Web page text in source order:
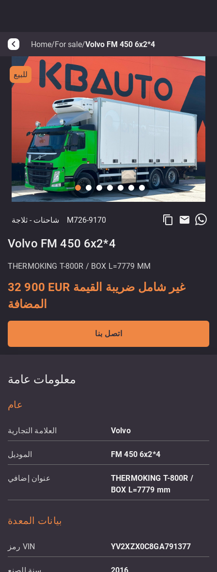
arrow_back_ios Home/For sale/Volvo FM 450 6x2*4
للبيع
شاحنات - ثلاجة M726-9170 content_copy email
Volvo FM 450 6x2*4
THERMOKING T-800R / BOX L=7779 MM
32 900 EUR غير شامل ضريبة القيمة
المضافة
اتصل بنا
معلومات عامة
عام
العلامة التجارية Volvo
الموديل FM 450 6x2*4
عنوان إضافي
THERMOKING T-800R /
BOX L=7779 mm
بيانات المعدة
رمز VIN YV2XZX0C8GA791377